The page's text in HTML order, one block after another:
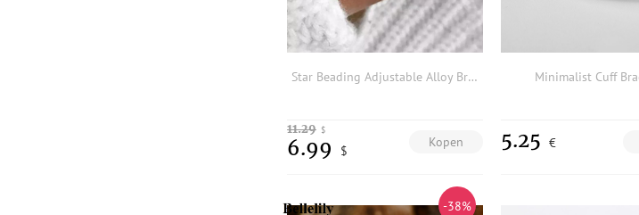
Star Beading Adjustable Alloy Bracelet
Kopen
11.29 $
6.99 $
Minimalist Cuff
5.25 €
-38%